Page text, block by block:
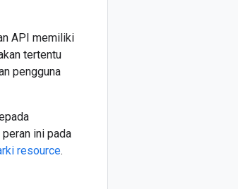
API memiliki
tertentu
pengguna
ini pada
resource.